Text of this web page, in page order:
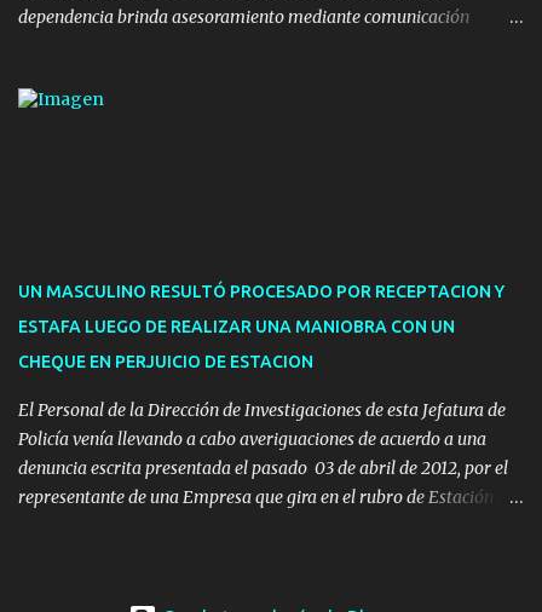
dependencia brinda asesoramiento mediante comunicación
presencial comprende los siguientes trámites: Multas: devolución
1921(interno 1456). Cuidacoches: consultas a
1921(interno 1246). Transporte: consultas generales relacionadas a
Uber y Taxi, a través de transporte@maldonado.gub.uy, t...
UN MASCULINO RESULTÓ PROCESADO POR RECEPTACION Y
ESTAFA LUEGO DE REALIZAR UNA MANIOBRA CON UN
CHEQUE EN PERJUICIO DE ESTACION
El Personal de la Dirección de Investigaciones de esta Jefatura de
Policía venía llevando a cabo averiguaciones de acuerdo a una
denuncia escrita presentada el pasado 03 de abril de 2012, por el
representante de una Empresa que gira en el rubro de Estación de